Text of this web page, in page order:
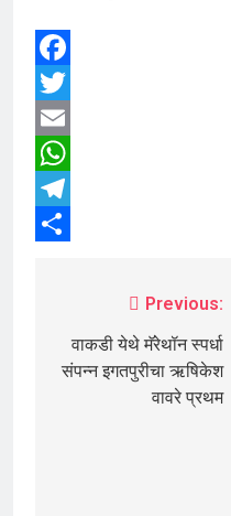
Facebook
Twitter
Email
WhatsApp
Telegram
Previous:
वाकडी येथे मॅरेथॉन स्पर्धा
संपन्न इगतपुरीचा ऋषिकेश
वावरे प्रथम